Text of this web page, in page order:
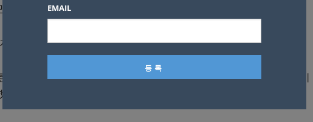
구체적인 내용은 공개하지 않았다.
트 구치소에 100만 달러의 보석금이 책정된 채 수감돼 있다.
과실에 의한 차량 과실치사 및 심각한 신체 손상 또는 사망 위험이
며, 고의적 해악 또는 사망을 초래한 상해에 대한 특별 가중 혐의
EMAIL